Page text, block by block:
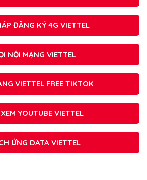
ĐĂNG KÝ 4G VIETTEL
NỘI MẠNG VIETTEL
VIETTEL FREE TIKTOK
YOUTUBE VIETTEL
ỨNG DATA VIETTEL